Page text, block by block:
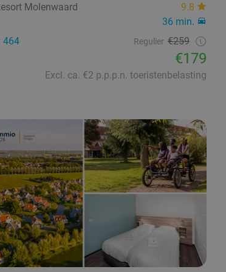
Molenwaard
9.8
36 min.
464
Regulier €259
€179
Excl. ca. €2 p.p.p.n. toeristenbelasting